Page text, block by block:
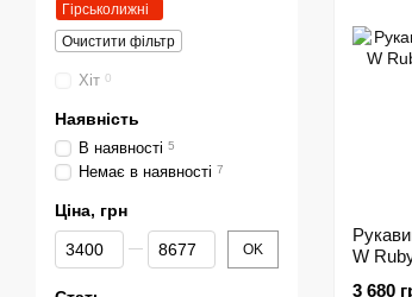
W
3 680
Гірськолижні
Очистити фільтр
Хіт 0
Наявність
В наявності 5
Немає в наявності 7
Ціна, грн
Від Ціна, грн
До Ціна, грн OK